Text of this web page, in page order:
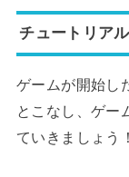
チュートリア
ゲームが開始し
とこなし、ゲー
ていきましょう！